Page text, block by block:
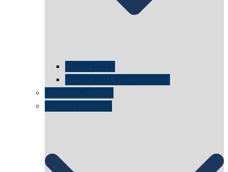
istanbul 1995
Istanbul 2015 in der IHK Köln
schwimmt Neptun?
„schnelle Antwort“